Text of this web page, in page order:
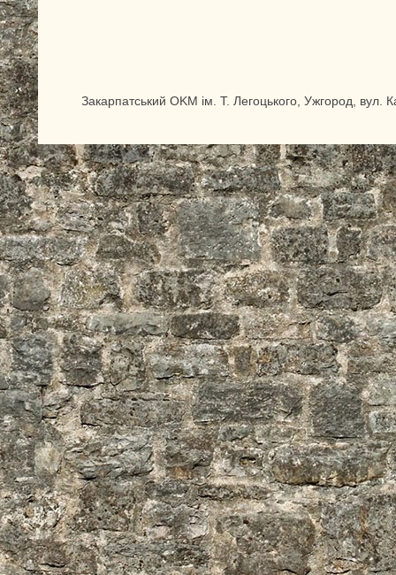
Закарпатський OKM ім. Т. Легоцького, Ужгород,